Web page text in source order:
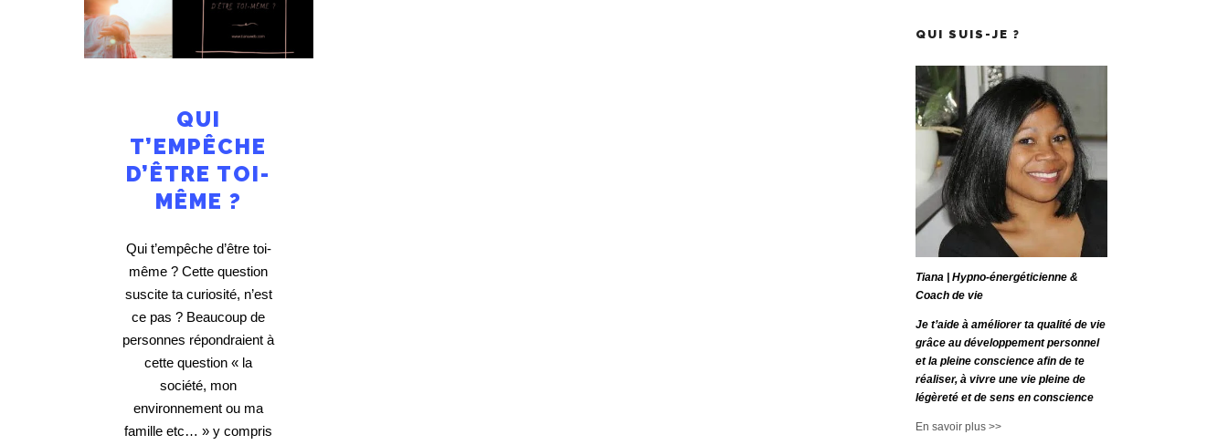
QUI
T’EMPÊCHE
D’ÊTRE TOI-
MÊME ?
Qui t’empêche d’être toi-
même ? Cette question
suscite ta curiosité, n’est
ce pas ? Beaucoup de
personnes répondraient à
cette question « la
société, mon
environnement ou ma
famille etc… » y compris
QUI SUIS-JE ?
Tiana | Hypno-énergéticienne &
Coach de vie
Je t’aide à améliorer ta qualité de vie
grâce au développement personnel
et la pleine conscience afin de te
réaliser, à vivre une vie pleine de
légèreté et de sens en conscience
En savoir plus >>